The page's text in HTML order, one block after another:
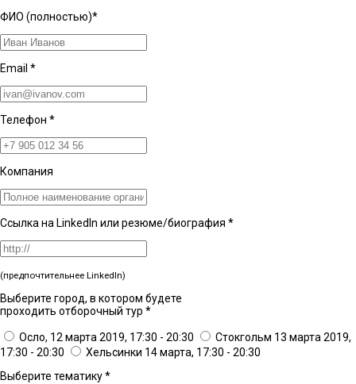
ФИО (полностью)*
Email *
Телефон *
Компания
Ссылка на LinkedIn или резюме/биография *
(предпочтительнее LinkedIn)
Выберите город, в котором будете
проходить отборочный тур *
Осло, 12 марта 2019, 17:30 - 20:30
Стокгольм 13 марта 2019,
17:30 - 20:30
Хельсинки 14 марта, 17:30 - 20:30
Выберите тематику*